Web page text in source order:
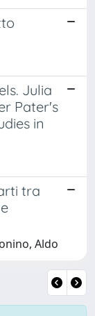
Julia
Pater's
in
tra
Aldo